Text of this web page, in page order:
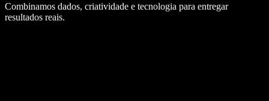
Combinamos dados, criatividade e tecnologia para entregar
resultados reais.